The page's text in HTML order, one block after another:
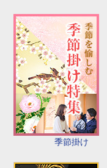
季節掛け